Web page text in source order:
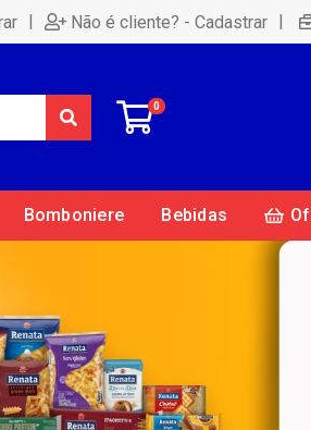
| Não é cliente? - Cadastrar |
0
Bomboniere Bebidas